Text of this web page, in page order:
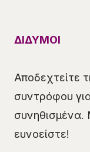
ΔΙΔΥΜΟΙ
Αποδεχτείτε
συντρόφου
συνηθισμένα.
ευνοείστε!